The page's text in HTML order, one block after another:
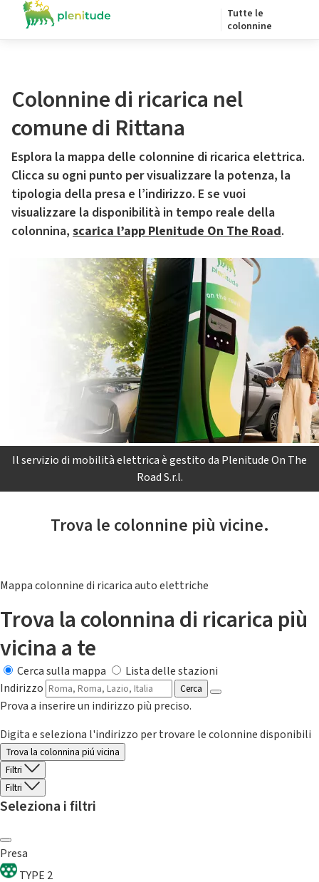
Tutte le
colonnine
Colonnine di ricarica nel
comune di Rittana
Esplora la mappa delle colonnine di ricarica elettrica.
Clicca su ogni punto per visualizzare la potenza, la
tipologia della presa e l’indirizzo. E se vuoi
visualizzare la disponibilità in tempo reale della
colonnina, scarica l’app Plenitude On The Road.
Il servizio di mobilità elettrica è gestito da Plenitude On The
Road S.r.l.
Trova le colonnine più vicine.
Mappa colonnine di ricarica auto elettriche
Trova la colonnina di ricarica più
vicina a te
Cerca sulla mappa
Lista delle stazioni
Indirizzo
Cerca
Prova a inserire un indirizzo più preciso.
Digita e seleziona l'indirizzo per trovare le colonnine disponibili
Trova la colonnina piú vicina
Filtri
Filtri
Seleziona i filtri
Presa
TYPE 2